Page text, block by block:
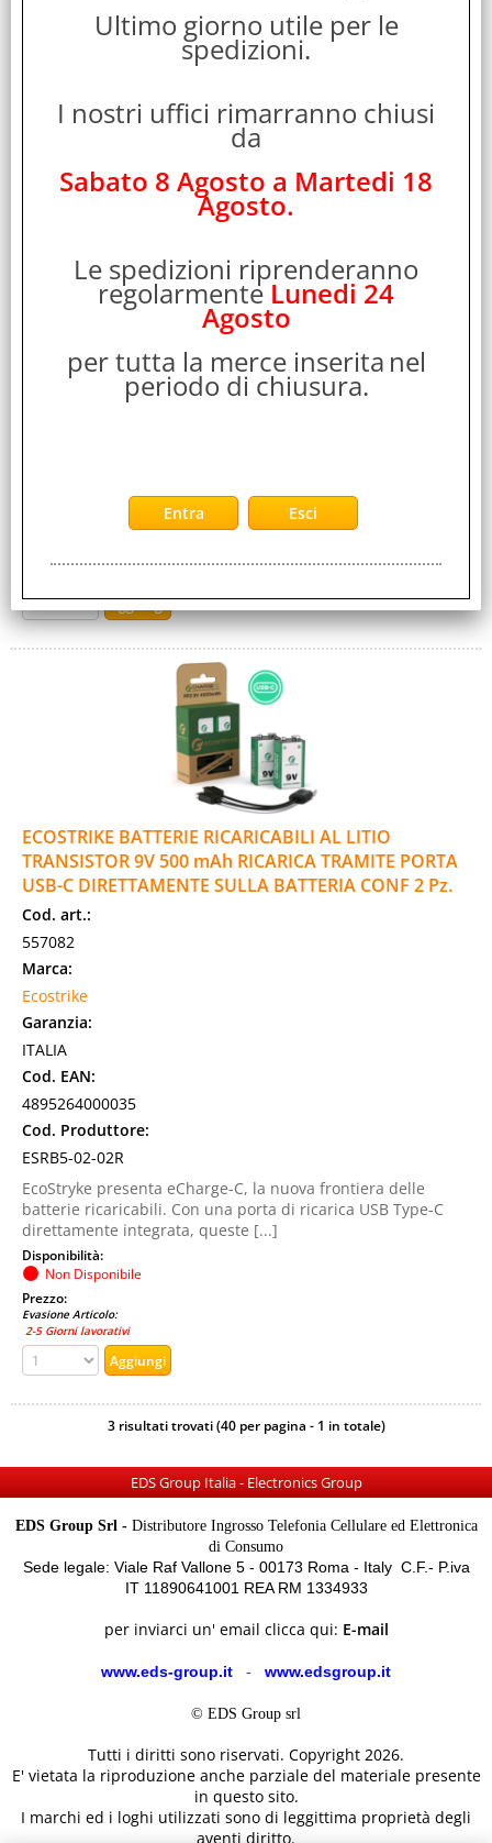
MINI STILO 1.5 V 600 mAh RICARICA TRAMITE PORTA
USB-C DIRETTAMENTE SULLA BATTERIA CONF 4 Pz.
556192
Garanzia:
Cod. Produttore:
ECOSTRIKE BATTERIE RICARICABILI AL LITIO
TRANSISTOR 9V 500 mAh RICARICA TRAMITE PORTA
USB-C DIRETTAMENTE SULLA BATTERIA CONF 2 Pz.
Cod. art.:
557082
Marca:
Ecostrike
Garanzia:
ITALIA
Cod. EAN:
4895264000035
Cod. Produttore:
ESRB5-02-02R
EcoStryke presenta eCharge-C, la nuova frontiera delle
batterie ricaricabili. Con una porta di ricarica USB Type-C
direttamente integrata, queste [...]
Disponibilità:
Non Disponibile
Prezzo:
Evasione Articolo:
2-5 Giorni lavorativi
3 risultati trovati (40 per pagina - 1 in totale)
EDS Group Italia - Electronics Group
EDS Group Srl -Distributore Ingrosso Telefonia Cellulare ed Elettronica
di Consumo
Sede legale: Viale Raf Vallone 5 - 00173 Roma - Italy C.F.- P.iva
IT 11890641001 REA RM 1334933
per inviarci un' email clicca qui: E-mail
www.eds-group.it - www.edsgroup.it
© EDS Group srl
Tutti i diritti sono riservati. Copyright 2026.
E' vietata la riproduzione anche parziale del materiale presente
in questo sito.
I marchi ed i loghi utilizzati sono di leggittima proprietà degli
aventi diritto.
Ultimo giorno utile per le
spedizioni.
I nostri uffici rimarranno chiusi
da
Sabato 8 Agosto a Martedi 18
Agosto.
Le spedizioni riprenderanno
regolarmente Lunedi 24
Agosto
per tutta la merce inserita nel
periodo di chiusura.